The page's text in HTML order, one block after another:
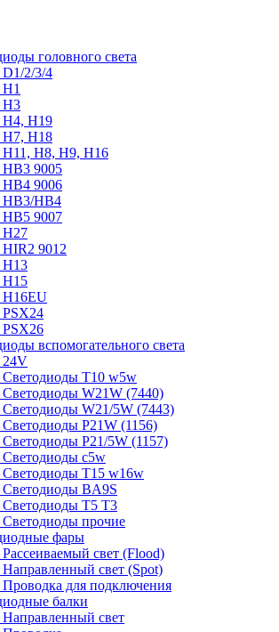
головного света
D1/2/3/4
H3
H4, H19
H7, H18
H11, H8, H9, H16
HB3 9005
HB4 9006
HB3/HB4
HB5 9007
H27
HIR2 9012
H13
H15
H16EU
PSX24
PSX26
вспомогательного света
24V
Светодиоды T10 w5w
Светодиоды W21W (7440)
Светодиоды W21/5W (7443)
Светодиоды P21W (1156)
Светодиоды P21/5W (1157)
Светодиоды c5w
Светодиоды T15 w16w
Светодиоды BA9S
Светодиоды T5 T3
Светодиоды прочие
фары
Рассеиваемый свет (Flood)
Направленный свет (Spot)
Проводка для подключения
балки
Направленный свет